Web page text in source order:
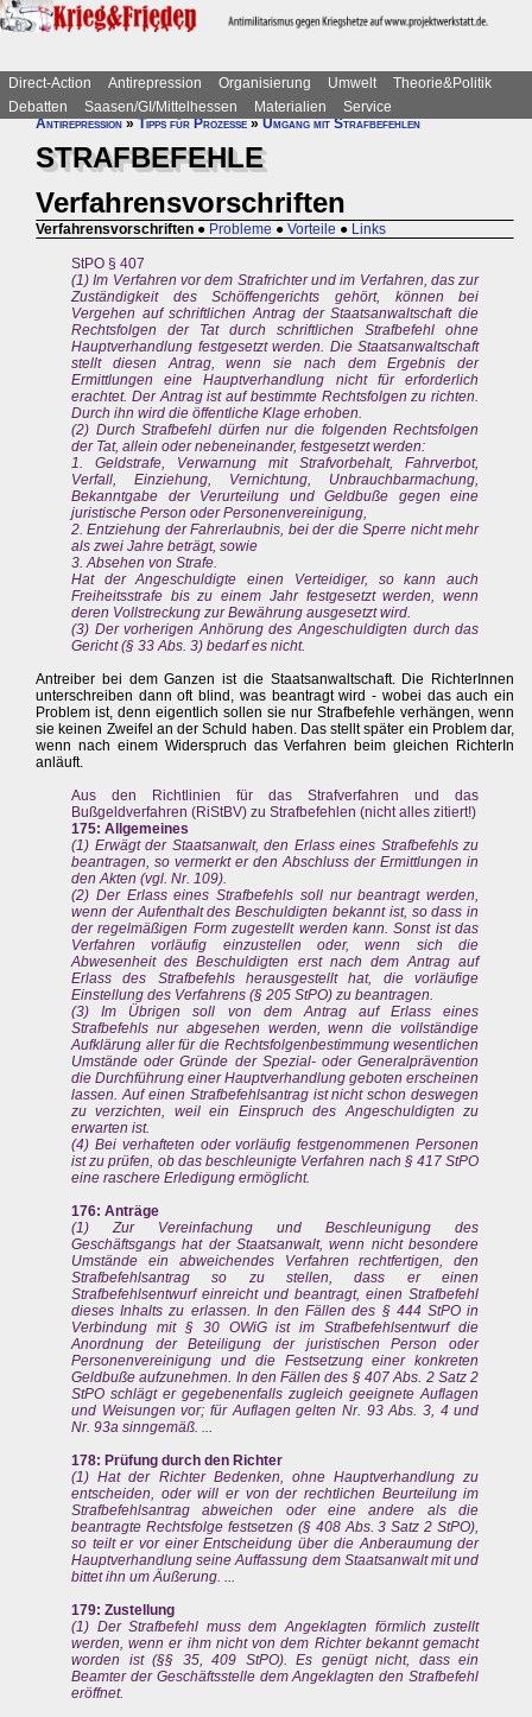
Direct-Action Antirepression Organisierung Umwelt
Theorie&Politik
Debatten
Saasen/GI/Mittelhessen Materialien
Service
Antirepression»Tipps für Prozesse»Umgang mit Strafbefehlen
STRAFBEFEHLE
Verfahrensvorschriften
Verfahrensvorschriften ● Probleme ● Vorteile ● Links
StPO § 407
(1) Im Verfahren vor dem Strafrichter und im Verfahren, das zur
Zuständigkeit des Schöffengerichts gehört, können bei
Vergehen auf schriftlichen Antrag der Staatsanwaltschaft die
Rechtsfolgen der Tat durch schriftlichen Strafbefehl ohne
Hauptverhandlung festgesetzt werden. Die Staatsanwaltschaft
stellt diesen Antrag, wenn sie nach dem Ergebnis der
Ermittlungen eine Hauptverhandlung nicht für erforderlich
erachtet. Der Antrag ist auf bestimmte Rechtsfolgen zu richten.
Durch ihn wird die öffentliche Klage erhoben.
(2) Durch Strafbefehl dürfen nur die folgenden Rechtsfolgen
der Tat, allein oder nebeneinander, festgesetzt werden:
1. Geldstrafe, Verwarnung mit Strafvorbehalt, Fahrverbot,
Verfall, Einziehung, Vernichtung, Unbrauchbarmachung,
Bekanntgabe der Verurteilung und Geldbuße gegen eine
juristische Person oder Personenvereinigung,
2. Entziehung der Fahrerlaubnis, bei der die Sperre nicht mehr
als zwei Jahre beträgt, sowie
3. Absehen von Strafe.
Hat der Angeschuldigte einen Verteidiger, so kann auch
Freiheitsstrafe bis zu einem Jahr festgesetzt werden, wenn
deren Vollstreckung zur Bewährung ausgesetzt wird.
(3) Der vorherigen Anhörung des Angeschuldigten durch das
Gericht (§ 33 Abs. 3) bedarf es nicht.
Antreiber bei dem Ganzen ist die Staatsanwaltschaft. Die RichterInnen
unterschreiben dann oft blind, was beantragt wird - wobei das auch ein
Problem ist, denn eigentlich sollen sie nur Strafbefehle verhängen, wenn
sie keinen Zweifel an der Schuld haben. Das stellt später ein Problem dar,
wenn nach einem Widerspruch das Verfahren beim gleichen RichterIn
anläuft.
Aus den Richtlinien für das Strafverfahren und das
Bußgeldverfahren (RiStBV) zu Strafbefehlen (nicht alles zitiert!)
175: Allgemeines
(1) Erwägt der Staatsanwalt, den Erlass eines Strafbefehls zu
beantragen, so vermerkt er den Abschluss der Ermittlungen in
den Akten (vgl. Nr. 109).
(2) Der Erlass eines Strafbefehls soll nur beantragt werden,
wenn der Aufenthalt des Beschuldigten bekannt ist, so dass in
der regelmäßigen Form zugestellt werden kann. Sonst ist das
Verfahren vorläufig einzustellen oder, wenn sich die
Abwesenheit des Beschuldigten erst nach dem Antrag auf
Erlass des Strafbefehls herausgestellt hat, die vorläufige
Einstellung des Verfahrens (§ 205 StPO) zu beantragen.
(3) Im Übrigen soll von dem Antrag auf Erlass eines
Strafbefehls nur abgesehen werden, wenn die vollständige
Aufklärung aller für die Rechtsfolgenbestimmung wesentlichen
Umstände oder Gründe der Spezial- oder Generalprävention
die Durchführung einer Hauptverhandlung geboten erscheinen
lassen. Auf einen Strafbefehlsantrag ist nicht schon deswegen
zu verzichten, weil ein Einspruch des Angeschuldigten zu
erwarten ist.
(4) Bei verhafteten oder vorläufig festgenommenen Personen
ist zu prüfen, ob das beschleunigte Verfahren nach § 417 StPO
eine raschere Erledigung ermöglicht.
176: Anträge
(1) Zur Vereinfachung und Beschleunigung des
Geschäftsgangs hat der Staatsanwalt, wenn nicht besondere
Umstände ein abweichendes Verfahren rechtfertigen, den
Strafbefehlsantrag so zu stellen, dass er einen
Strafbefehlsentwurf einreicht und beantragt, einen Strafbefehl
dieses Inhalts zu erlassen. In den Fällen des § 444 StPO in
Verbindung mit § 30 OWiG ist im Strafbefehlsentwurf die
Anordnung der Beteiligung der juristischen Person oder
Personenvereinigung und die Festsetzung einer konkreten
Geldbuße aufzunehmen. In den Fällen des § 407 Abs. 2 Satz 2
StPO schlägt er gegebenenfalls zugleich geeignete Auflagen
und Weisungen vor; für Auflagen gelten Nr. 93 Abs. 3, 4 und
Nr. 93a sinngemäß. ...
178: Prüfung durch den Richter
(1) Hat der Richter Bedenken, ohne Hauptverhandlung zu
entscheiden, oder will er von der rechtlichen Beurteilung im
Strafbefehlsantrag abweichen oder eine andere als die
beantragte Rechtsfolge festsetzen (§ 408 Abs. 3 Satz 2 StPO),
so teilt er vor einer Entscheidung über die Anberaumung der
Hauptverhandlung seine Auffassung dem Staatsanwalt mit und
bittet ihn um Äußerung. ...
179: Zustellung
(1) Der Strafbefehl muss dem Angeklagten förmlich zustellt
werden, wenn er ihm nicht von dem Richter bekannt gemacht
worden ist (§§ 35, 409 StPO). Es genügt nicht, dass ein
Beamter der Geschäftsstelle dem Angeklagten den Strafbefehl
eröffnet.